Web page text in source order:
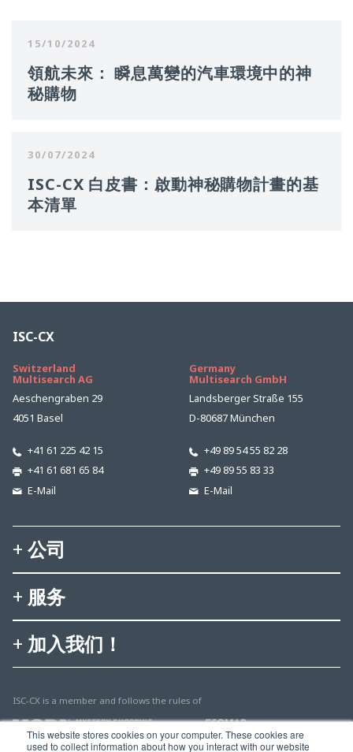
This website stores cookies on your computer. These cookies are
used to collect information about how you interact with our website
15/10/2024
領航未來： 瞬息萬變的汽車環境中的神
秘購物
30/07/2024
ISC-CX 白皮書：啟動神秘購物計畫的基
本清單
ISC-CX
Switzerland
Multisearch AG
Aeschengraben 29
4051 Basel
+41 61 225 42 15
+41 61 681 65 84
E-Mail
Germany
Multisearch GmbH
Landsberger Straße 155
D-80687 München
+49 89 54 55 82 28
+49 89 55 83 33
E-Mail
公司
服务
加入我们！
ISC-CX is a member and follows the rules of